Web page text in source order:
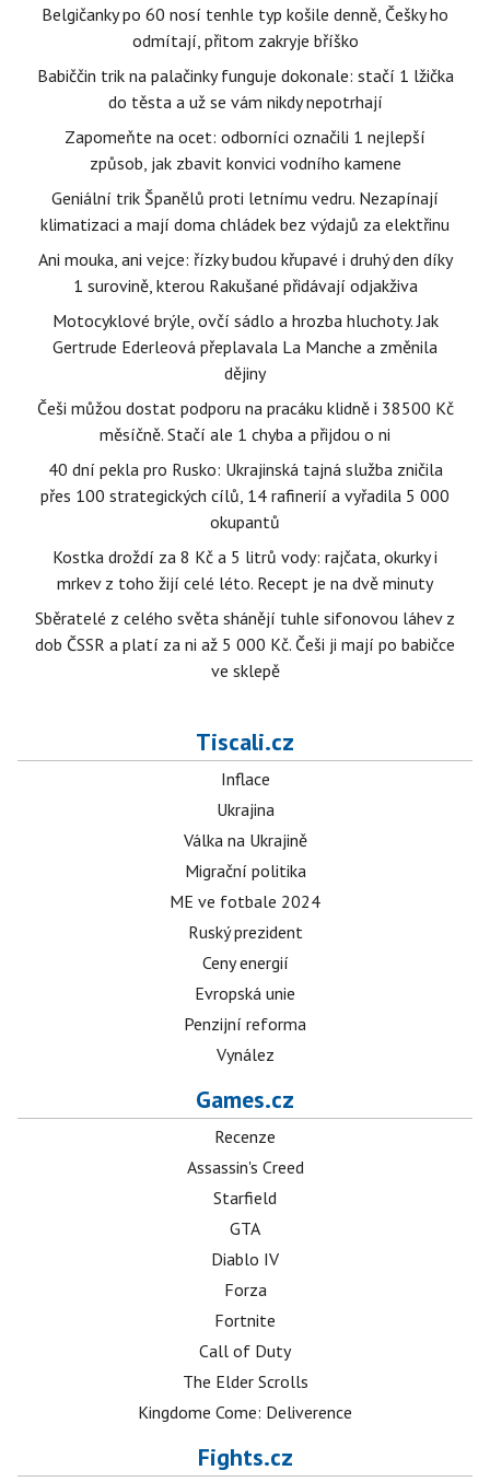
Belgičanky po 60 nosí tenhle typ košile denně, Češky ho
odmítají, přitom zakryje bříško
Babiččin trik na palačinky funguje dokonale: stačí 1 lžička
do těsta a už se vám nikdy nepotrhají
Zapomeňte na ocet: odborníci označili 1 nejlepší
způsob, jak zbavit konvici vodního kamene
Geniální trik Španělů proti letnímu vedru. Nezapínají
klimatizaci a mají doma chládek bez výdajů za elektřinu
Ani mouka, ani vejce: řízky budou křupavé i druhý den díky
1 surovině, kterou Rakušané přidávají odjakživa
Motocyklové brýle, ovčí sádlo a hrozba hluchoty. Jak
Gertrude Ederleová přeplavala La Manche a změnila
dějiny
Češi můžou dostat podporu na pracáku klidně i 38500 Kč
měsíčně. Stačí ale 1 chyba a přijdou o ni
40 dní pekla pro Rusko: Ukrajinská tajná služba zničila
přes 100 strategických cílů, 14 rafinerií a vyřadila 5 000
okupantů
Kostka droždí za 8 Kč a 5 litrů vody: rajčata, okurky i
mrkev z toho žijí celé léto. Recept je na dvě minuty
Sběratelé z celého světa shánějí tuhle sifonovou láhev z
dob ČSSR a platí za ni až 5 000 Kč. Češi ji mají po babičce
ve sklepě
Tiscali.cz
Inflace
Ukrajina
Válka na Ukrajině
Migrační politika
ME ve fotbale 2024
Ruský prezident
Ceny energií
Evropská unie
Penzijní reforma
Vynález
Games.cz
Recenze
Assassin's Creed
Starfield
GTA
Diablo IV
Forza
Fortnite
Call of Duty
The Elder Scrolls
Kingdome Come: Deliverence
Fights.cz